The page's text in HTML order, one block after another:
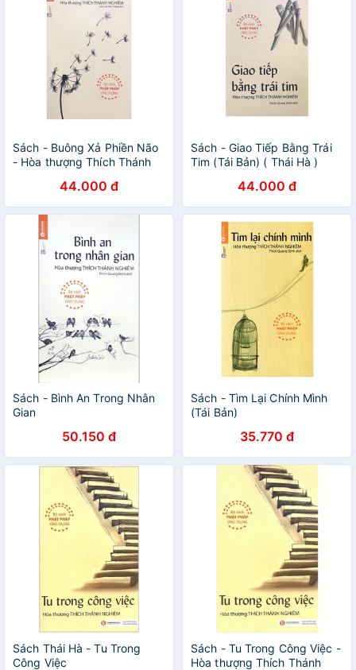
Sách - Buông Xả Phiền Não
- Hòa thượng Thích Thánh
44.000 đ
Sách - Giao Tiếp Bằng Trái
Tim (Tái Bản) ( Thái Hà )
44.000 đ
Sách - Bình An Trong Nhân
Gian
50.150 đ
Sách - Tìm Lại Chính Mình
(Tái Bản)
35.770 đ
Sách Thái Hà - Tu Trong
Công Việc
Sách - Tu Trong Công Việc -
Hòa thượng Thích Thánh